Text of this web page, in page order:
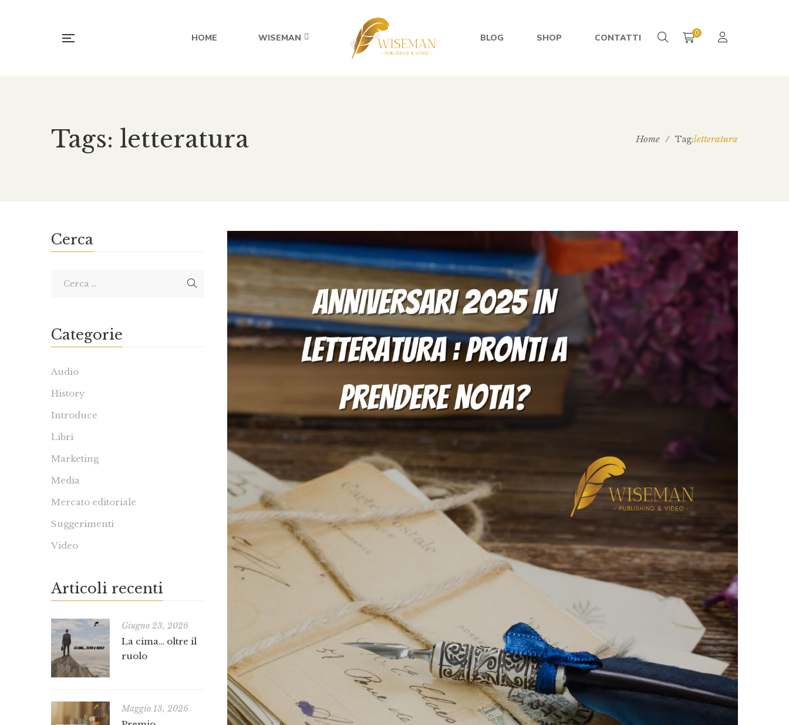
HOME WISEMAN BLOG SHOP CONTATTI 0
Tags: letteratura Home / Tag:letteratura
Cerca
Categorie
Audio
History
Introduce
Libri
Marketing
Media
Mercato editoriale
Suggerimenti
Video
Articoli recenti
Giugno 23, 2026
La cima… oltre il
ruolo
Maggio 13, 2026